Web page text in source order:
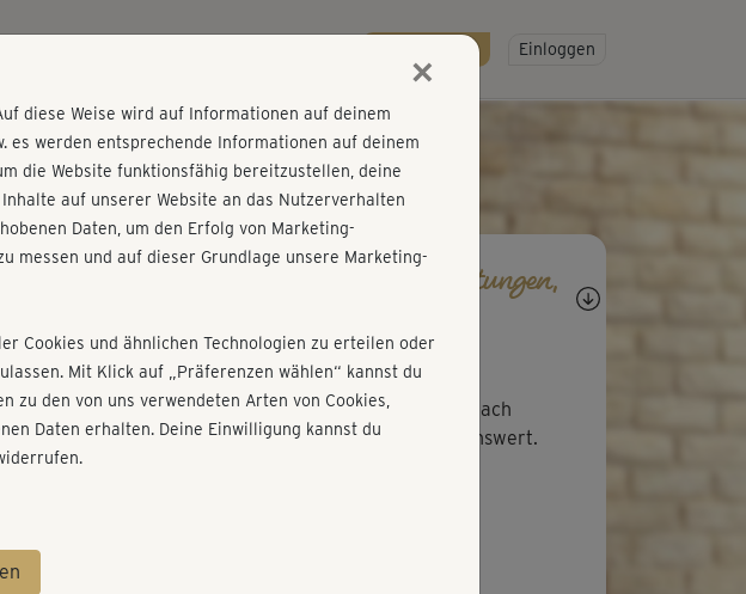
Gratis testen! Einloggen
Fragen, Antworten, Bewertungen,
A
Angelika466
Der gesamte Körper fühlt sich danach
durchgeknetet an. Sehr empfehlenswert.
×
diese Weise wird auf Informationen auf deinem
werden entsprechende Informationen auf deinem
die Website funktionsfähig bereitzustellen, deine
auf unserer Website an das Nutzerverhalten
Daten, um den Erfolg von Marketing-
messen und auf dieser Grundlage unsere Marketing-
Cookies und ähnlichen Technologien zu erteilen oder
Mit Klick auf „Präferenzen wählen“ kannst du
zu den von uns verwendeten Arten von Cookies,
Daten erhalten. Deine Einwilligung kannst du